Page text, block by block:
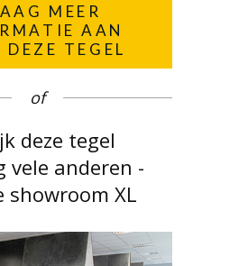
MEER
AAN
DEZE TEGEL
of
deze tegel
vele anderen -
showroom XL